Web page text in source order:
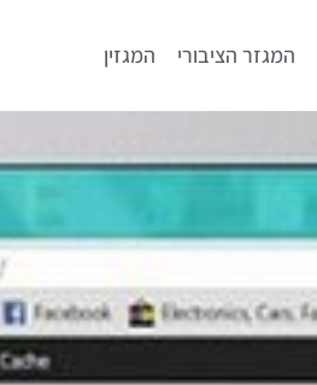
המגזר הציבורי המגזין